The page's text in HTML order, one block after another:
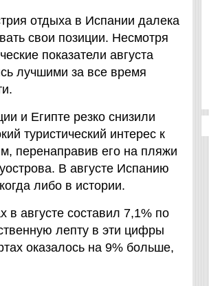
отдыха в Испании далека
свои позиции. Несмотря
показатели августа
лучшими за все время
и Египте резко снизили
туристический интерес к
перенаправив его на пляжи
В августе Испанию
либо в истории.
в августе составил 7,1% по
лепту в эти цифры
оказалось на 9% больше,